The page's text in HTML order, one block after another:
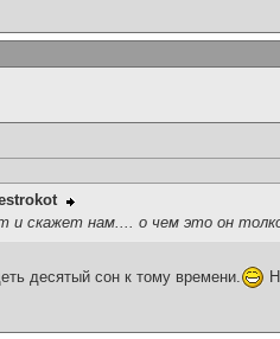
и скажет нам.... о чем это он
десятый сон к тому времени.